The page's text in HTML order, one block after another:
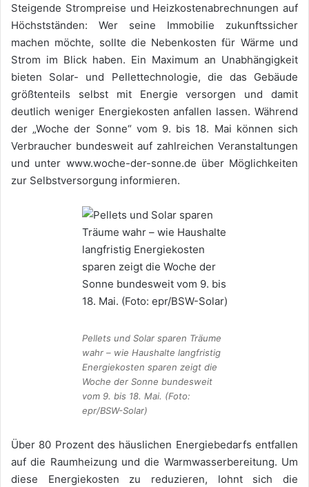
Steigende Strompreise und Heizkostenabrechnungen auf
Höchstständen: Wer seine Immobilie zukunftssicher
machen möchte, sollte die Nebenkosten für Wärme und
Strom im Blick haben. Ein Maximum an Unabhängigkeit
bieten Solar- und Pellettechnologie, die das Gebäude
größtenteils selbst mit Energie versorgen und damit
deutlich weniger Energiekosten anfallen lassen. Während
der „Woche der Sonne“ vom 9. bis 18. Mai können sich
Verbraucher bundesweit auf zahlreichen Veranstaltungen
und unter www.woche-der-sonne.de über Möglichkeiten
zur Selbstversorgung informieren.
Pellets und Solar sparen Träume
wahr – wie Haushalte langfristig
Energiekosten sparen zeigt die
Woche der Sonne bundesweit
vom 9. bis 18. Mai. (Foto:
epr/BSW-Solar)
Über 80 Prozent des häuslichen Energiebedarfs entfallen
auf die Raumheizung und die Warmwasserbereitung. Um
diese Energiekosten zu reduzieren, lohnt sich die